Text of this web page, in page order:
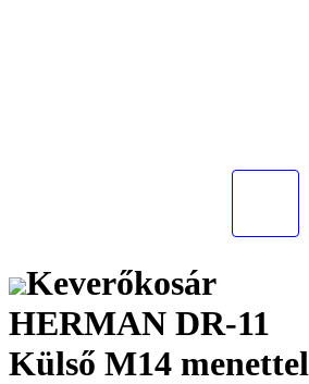
Keverőkosár
HERMAN DR-11
Külső M14 menettel